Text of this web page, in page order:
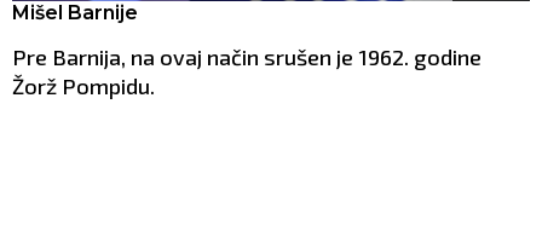
Mišel Barnije
Pre Barnija, na ovaj način srušen je 1962. godine
Žorž Pompidu.